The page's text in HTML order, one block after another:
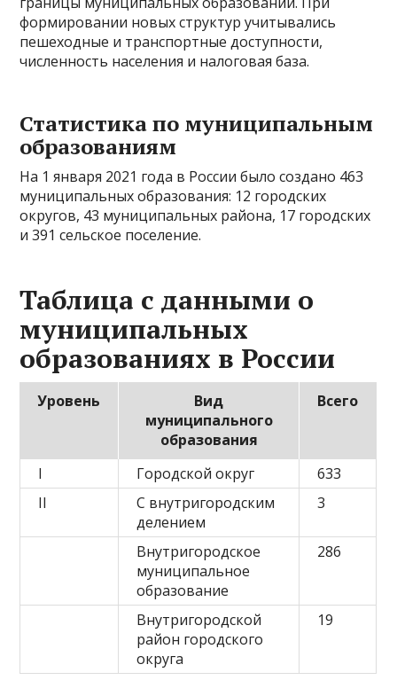
формировании новых структур учитывались
пешеходные и транспортные доступности,
численность населения и налоговая база.
Статистика по муниципальным
образованиям
На 1 января 2021 года в России было создано 463
муниципальных образования: 12 городских
округов, 43 муниципальных района, 17 городских
и 391 сельское поселение.
Таблица с данными о
муниципальных
образованиях в России
Уровень
Вид
муниципального
образования
Всего
I Городской округ
633
II
С внутригородским
делением
3
Внутригородское
муниципальное
образование
286
Внутригородской
район городского
округа
19